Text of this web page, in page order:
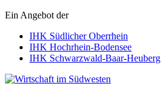
Ein Angebot der
IHK Südlicher Oberrhein
IHK Hochrhein-Bodensee
IHK Schwarzwald-Baar-Heuberg